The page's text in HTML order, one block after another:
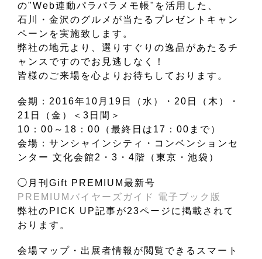
の"Web連動パラパラメモ帳"を活用した、
石川・金沢のグルメが当たるプレゼントキャン
ペーンを実施致します。
弊社の地元より、選りすぐりの逸品があたるチ
ャンスですのでお見逃しなく！
皆様のご来場を心よりお待ちしております。
会期：2016年10月19日（水）・20日（木）・
21日（金）＜3日間＞
10：00～18：00（最終日は17：00まで）
会場：サンシャインシティ・コンベンションセ
ンター 文化会館2・3・4階（東京・池袋）
◯月刊Gift PREMIUM最新号
PREMIUMバイヤーズガイド 電子ブック版
弊社のPICK UP記事が23ページに掲載されて
おります。
会場マップ・出展者情報が閲覧できるスマート